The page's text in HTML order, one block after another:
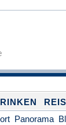
Panorama